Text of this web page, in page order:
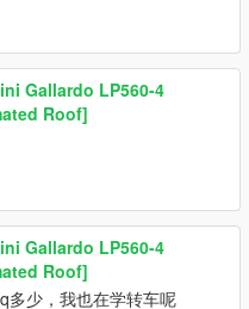
Gallardo LP560-4
Roof]
Gallardo LP560-4
Roof]
多少，我也在学转车呢